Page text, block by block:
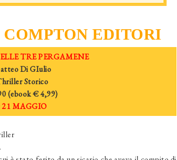
COMPTON EDITORI
TRE PERGAMENE
Di GIulio
Storico
(ebook€ 4,99)
21 MAGGIO